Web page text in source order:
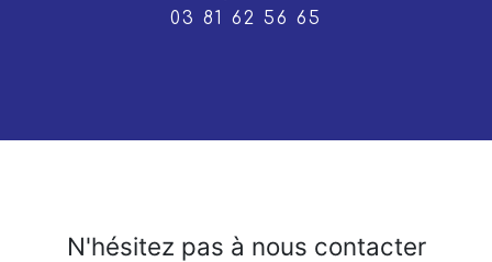
03 81 62 56 65
N'hésitez pas à nous contacter